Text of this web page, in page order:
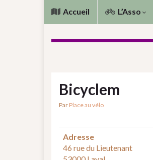
Accueil L’Asso
Bicyclem
Par Place au vélo
Adresse
46 rue du Lieutenant